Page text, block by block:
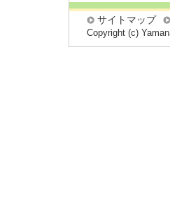
サイトマップ
Copyright (c)